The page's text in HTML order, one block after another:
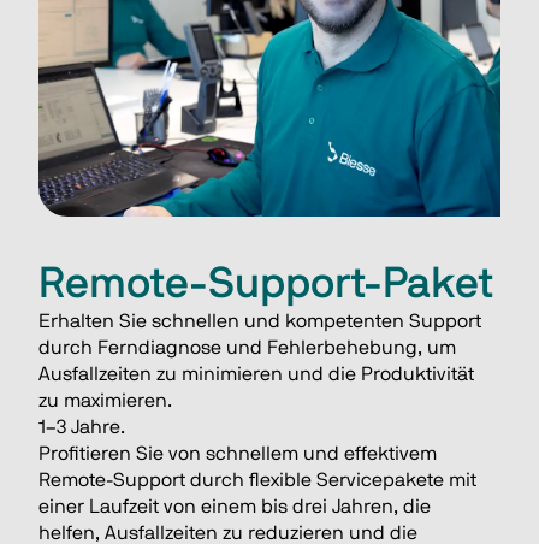
Remote-Support-Paket
Erhalten Sie schnellen und kompetenten Support
durch Ferndiagnose und Fehlerbehebung, um
Ausfallzeiten zu minimieren und die Produktivität
zu maximieren.
1–3 Jahre.
Profitieren Sie von schnellem und effektivem
Remote-Support durch flexible Servicepakete mit
einer Laufzeit von einem bis drei Jahren, die
helfen, Ausfallzeiten zu reduzieren und die